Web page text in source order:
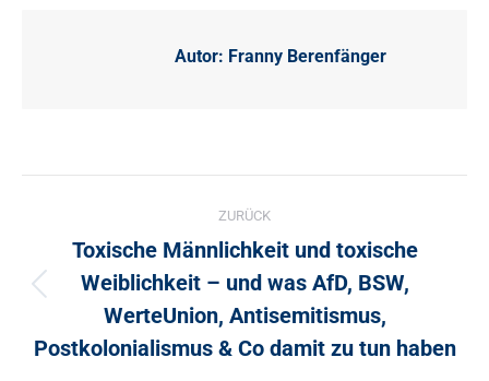
Autor: Franny Berenfänger
ZURÜCK
Vorheriger
Beitrag:
Toxische Männlichkeit und toxische
Weiblichkeit – und was AfD, BSW,
WerteUnion, Antisemitismus,
Postkolonialismus & Co damit zu tun haben